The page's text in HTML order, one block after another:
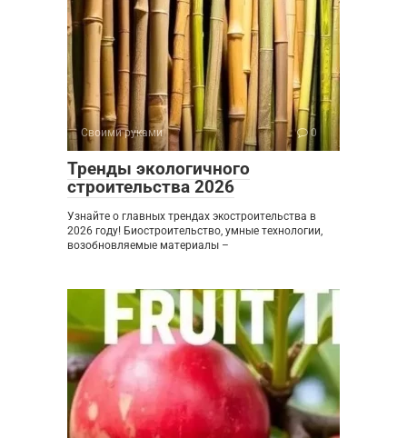
Своими руками 0
Тренды экологичного
строительства 2026
Узнайте о главных трендах экостроительства в
2026 году! Биостроительство, умные технологии,
возобновляемые материалы –